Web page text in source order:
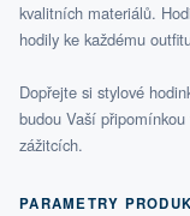
kvalitních materiálů.
hodily ke každému
Dopřejte si stylové
budou Vaší
zážitcích.
PARAMETRY